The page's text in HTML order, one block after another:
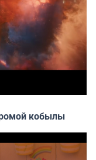
кобылы